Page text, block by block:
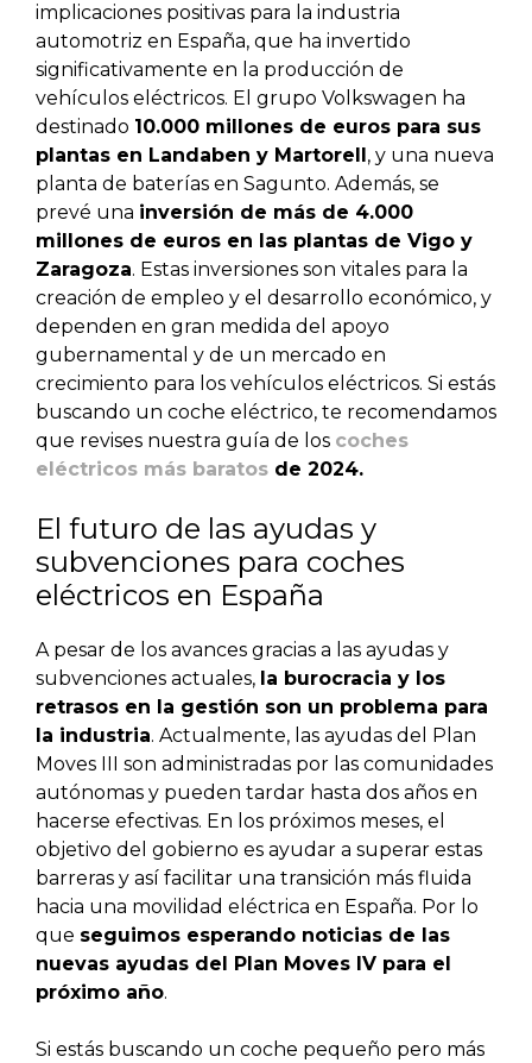
implicaciones positivas para la industria
automotriz en España, que ha invertido
significativamente en la producción de
vehículos eléctricos. El grupo Volkswagen ha
destinado 10.000 millones de euros para sus
plantas en Landaben y Martorell, y una nueva
planta de baterías en Sagunto. Además, se
prevé una inversión de más de 4.000
millones de euros en las plantas de Vigo y
Zaragoza. Estas inversiones son vitales para la
creación de empleo y el desarrollo económico, y
dependen en gran medida del apoyo
gubernamental y de un mercado en
crecimiento para los vehículos eléctricos. Si estás
buscando un coche eléctrico, te recomendamos
que revises nuestra guía de los coches
eléctricos más baratos de 2024.
El futuro de las ayudas y
subvenciones para coches
eléctricos en España
A pesar de los avances gracias a las ayudas y
subvenciones actuales, la burocracia y los
retrasos en la gestión son un problema para
la industria. Actualmente, las ayudas del Plan
Moves III son administradas por las comunidades
autónomas y pueden tardar hasta dos años en
hacerse efectivas. En los próximos meses, el
objetivo del gobierno es ayudar a superar estas
barreras y así facilitar una transición más fluida
hacia una movilidad eléctrica en España. Por lo
que seguimos esperando noticias de las
nuevas ayudas del Plan Moves IV para el
próximo año.
Si estás buscando un coche pequeño pero más